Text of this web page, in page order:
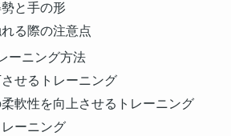
と手の形
る際の注意点
ーニング方法
せるトレーニング
軟性を向上させるトレーニング
ーニング